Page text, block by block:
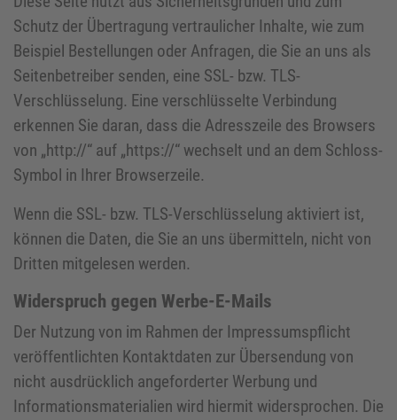
Schutz der Übertragung vertraulicher Inhalte, wie zum
Beispiel Bestellungen oder Anfragen, die Sie an uns als
Seitenbetreiber senden, eine SSL- bzw. TLS-
Verschlüsselung. Eine verschlüsselte Verbindung
erkennen Sie daran, dass die Adresszeile des Browsers
von „http://“ auf „https://“ wechselt und an dem Schloss-
Symbol in Ihrer Browserzeile.
Wenn die SSL- bzw. TLS-Verschlüsselung aktiviert ist,
können die Daten, die Sie an uns übermitteln, nicht von
Dritten mitgelesen werden.
Widerspruch gegen Werbe-E-Mails
Der Nutzung von im Rahmen der Impressumspflicht
veröffentlichten Kontaktdaten zur Übersendung von
nicht ausdrücklich angeforderter Werbung und
Informationsmaterialien wird hiermit widersprochen. Die